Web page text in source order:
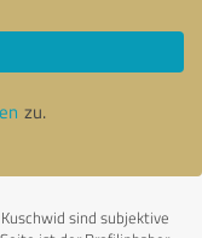
zu.
sind subjektive